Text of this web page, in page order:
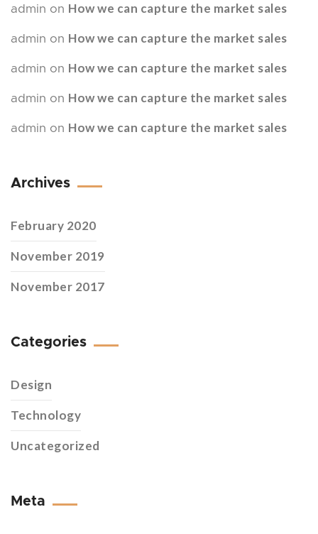
admin on How we can capture the market sales
admin on How we can capture the market sales
admin on How we can capture the market sales
admin on How we can capture the market sales
admin on How we can capture the market sales
Archives
February 2020
November 2019
November 2017
Categories
Design
Technology
Uncategorized
Meta